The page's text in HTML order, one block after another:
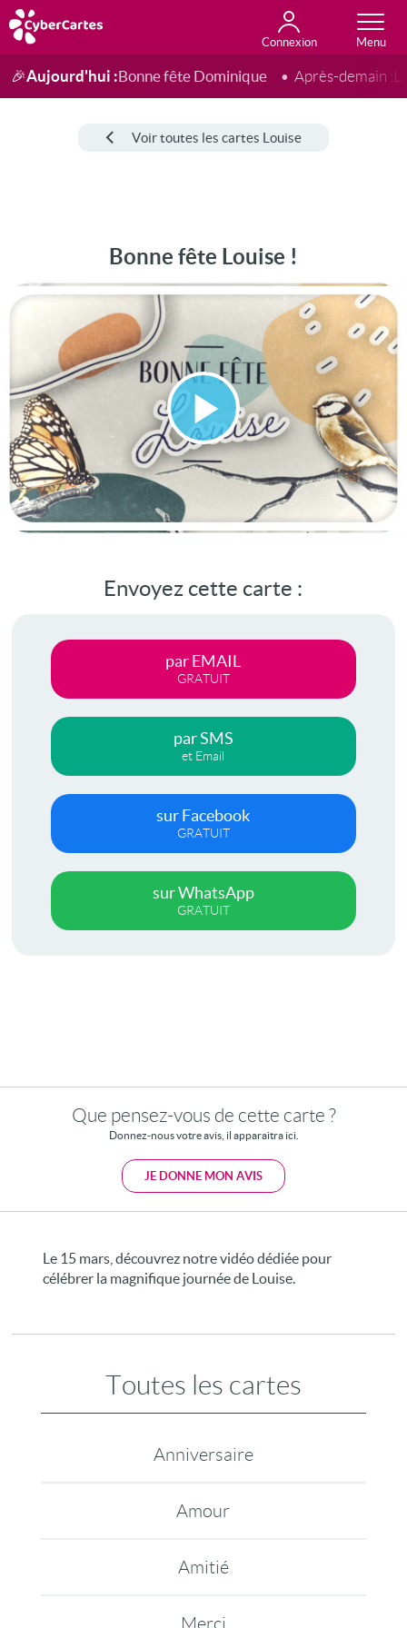
Connexion
Anniversaire
Fête du jour
Amour
Amitié
Merci
Toutes les cartes
🎉Aujourd'hui :Bonne fête Dominique Après-demain :
Voir toutes les cartes Louise
Bonne fête Louise !
Lire
vidéo
Envoyez cette carte :
par EMAIL
GRATUIT
par SMS
et Email
sur Facebook
GRATUIT
sur WhatsApp
GRATUIT
Que pensez-vous de cette carte ?
Donnez-nous votre avis, il apparaitra ici.
JE DONNE MON AVIS
Le 15 mars, découvrez notre vidéo dédiée pour
célébrer la magnifique journée de Louise.
Toutes les cartes
Anniversaire
Amour
Amitié
Merci